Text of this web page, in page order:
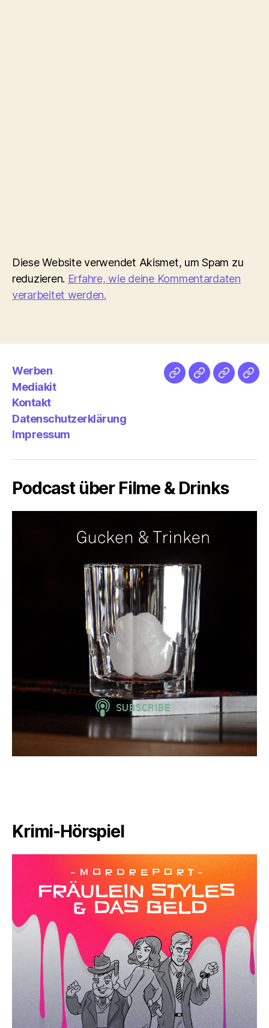
Diese Website verwendet Akismet, um Spam zu
reduzieren. Erfahre, wie deine Kommentardaten
verarbeitet werden.
Werben
Mediakit
Kontakt
Datenschutzerklärung
Impressum
NetzMedien
Podcast über Filme & Drinks
Krimi-Hörspiel